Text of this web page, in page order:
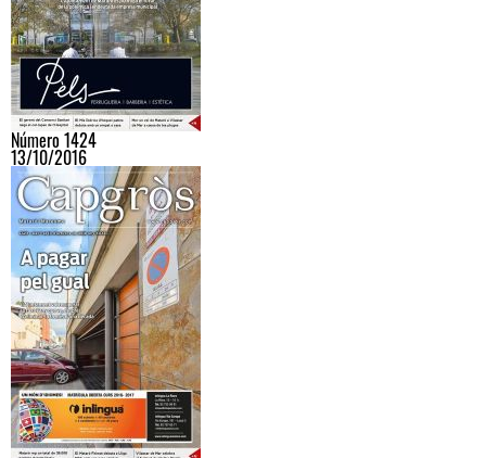
Número 1424
13/10/2016